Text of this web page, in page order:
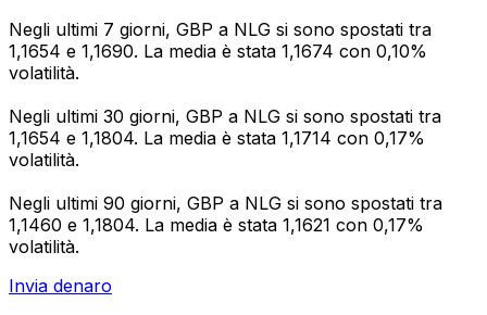
Negli ultimi 7 giorni, GBP a NLG si sono spostati tra
1,1654 e 1,1690. La media è stata 1,1674 con 0,10%
volatilità.
Negli ultimi 30 giorni, GBP a NLG si sono spostati tra
1,1654 e 1,1804. La media è stata 1,1714 con 0,17%
volatilità.
Negli ultimi 90 giorni, GBP a NLG si sono spostati tra
1,1460 e 1,1804. La media è stata 1,1621 con 0,17%
volatilità.
Invia denaro